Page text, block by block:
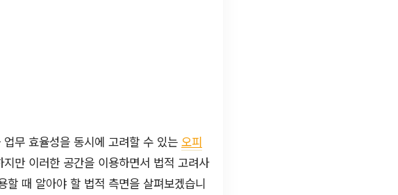
무 효율성을 동시에 고려할 수 있는 오피
만 이러한 공간을 이용하면서 법적 고려사
할 때 알아야 할 법적 측면을 살펴보겠습니